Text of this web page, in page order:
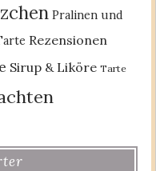
Pralinen und
Rezensionen
Sirup & Liköre Tarte